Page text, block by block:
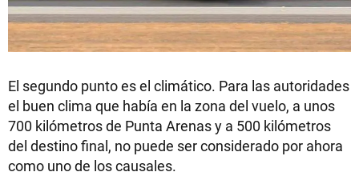
El segundo punto es el climático. Para las autoridades
el buen clima que había en la zona del vuelo, a unos
700 kilómetros de Punta Arenas y a 500 kilómetros
del destino final, no puede ser considerado por ahora
como uno de los causales.